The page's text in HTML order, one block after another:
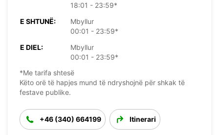
18:01 - 23:59*
E SHTUNË:
Mbyllur
00:01 - 23:59*
E DIEL:
Mbyllur
00:01 - 23:59*
*Me tarifa shtesë
Këto orë të hapjes mund të ndryshojnë për shkak të
festave publike.
+46 (340) 664199 Itinerari